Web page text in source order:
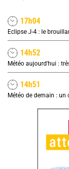
17h04
14h52
14h51